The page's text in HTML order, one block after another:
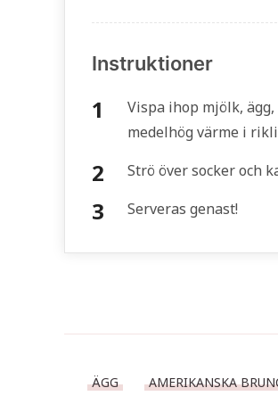
Instruktioner
Vispa ihop mjölk,
medelhög värme i
Strö över socker och
Serveras genast!
ÄGG AMERIKANSKA